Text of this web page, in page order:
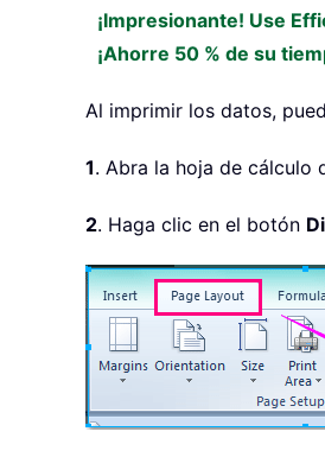
¡Impresionante! Use
¡Ahorre 50 % de su
Al imprimir los datos,
1. Abra la hoja de cálculo
2. Haga clic en el botón